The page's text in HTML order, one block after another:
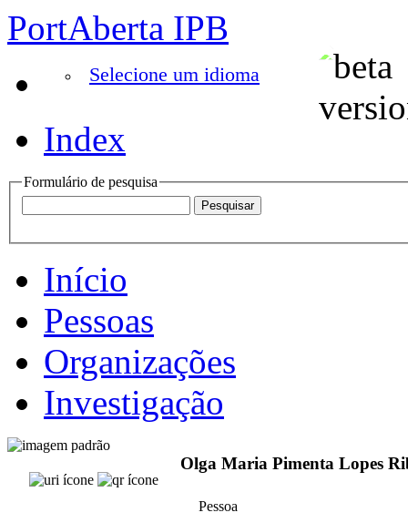
PortAberta IPB
Selecione um idioma
Index
Formulário de pesquisa
Início
Pessoas
Organizações
Investigação
Olga Maria Pimenta Lopes
Pessoa